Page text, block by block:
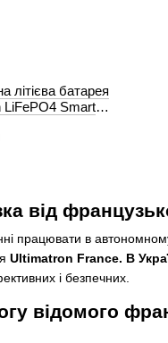
від
працювати в
Ultimatron France. В
і безпечних.
відомого
літієва батарея
LiFePO4 Smart